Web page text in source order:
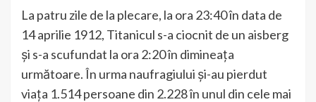
La patru zile de la plecare, la ora 23:40 în data de
14 aprilie 1912, Titanicul s-a ciocnit de un aisberg
și s-a scufundat la ora 2:20 în dimineața
următoare. În urma naufragiului și-au pierdut
viața 1.514 persoane din 2.228 în unul din cele mai